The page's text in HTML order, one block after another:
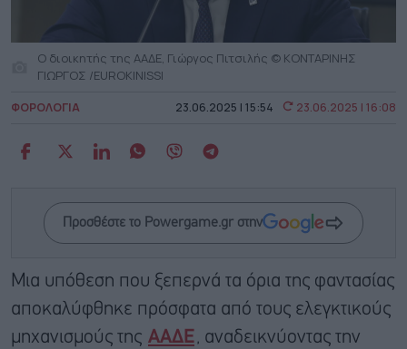
Ο διοικητής της ΑΑΔΕ, Γιώργος Πιτσιλής © ΚΟΝΤΑΡΙΝΗΣ
ΓΙΩΡΓΟΣ /EUROKINISSI
ΦΟΡΟΛΟΓΙΑ 23.06.2025 | 15:54 23.06.2025 | 16:08
Προσθέστε το Powergame.gr στην
Μια υπόθεση που ξεπερνά τα όρια της φαντασίας
αποκαλύφθηκε πρόσφατα από τους ελεγκτικούς
μηχανισμούς της ΑΑΔΕ, αναδεικνύοντας την